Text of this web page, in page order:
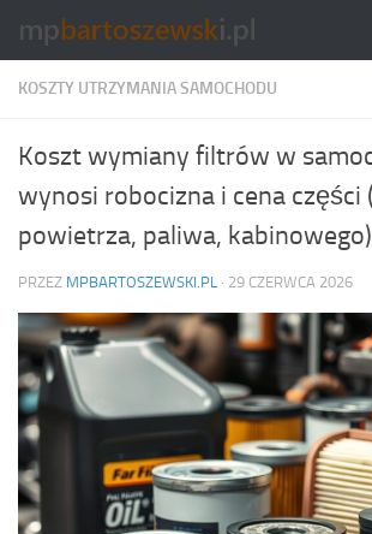
Skip to content
KOSZTY UTRZYMANIA SAMOCHODU
Koszt wymiany filtrów w
wynosi robocizna i cena części
powietrza, paliwa, kabinowego)
PRZEZ MPBARTOSZEWSKI.PL · 29 CZERWCA 2026